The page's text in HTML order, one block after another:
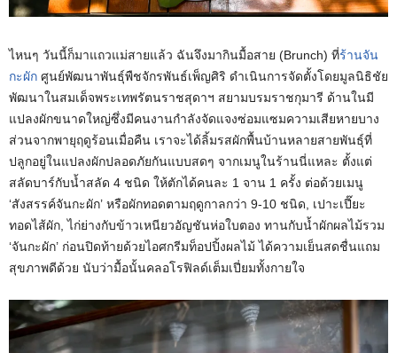
ไหนๆ วันนี้ก็มาแถวแม่สายแล้ว ฉันจึงมากินมื้อสาย (Brunch) ที่ร้านจัน
กะผัก ศูนย์พัฒนาพันธุ์พืชจักรพันธ์เพ็ญศิริ ดำเนินการจัดตั้งโดยมูลนิธิชัย
พัฒนาในสมเด็จพระเทพรัตนราชสุดาฯ สยามบรมราชกุมารี ด้านในมี
แปลงผักขนาดใหญ่ซึ่งมีคนงานกำลังจัดแจงซ่อมแซมความเสียหายบาง
ส่วนจากพายุฤดูร้อนเมื่อคืน เราจะได้ลิ้มรสผักพื้นบ้านหลายสายพันธุ์ที่
ปลูกอยู่ในแปลงผักปลอดภัยกันแบบสดๆ จากเมนูในร้านนี่แหละ ตั้งแต่
สลัดบาร์กับน้ำสลัด 4 ชนิด ให้ตักได้คนละ 1 จาน 1 ครั้ง ต่อด้วยเมนู
‘สังสรรค์จันกะผัก’ หรือผักทอดตามฤดูกาลกว่า 9-10 ชนิด, เปาะเปี๊ยะ
ทอดไส้ผัก, ไก่ย่างกับข้าวเหนียวอัญชันห่อใบตอง ทานกับน้ำผักผลไม้รวม
‘จันกะผัก’ ก่อนปิดท้ายด้วยไอศกรีมท็อปปิ้งผลไม้ ได้ความเย็นสดชื่นแถม
สุขภาพดีด้วย นับว่ามื้อนั้นคลอโรฟิลด์เต็มเปี่ยมทั้งกายใจ